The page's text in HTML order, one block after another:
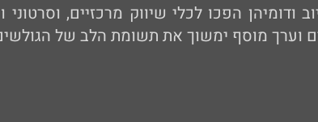
ודומיהן הפכו לכלי שיווק מרכזיים,
וערך מוסף ימשוך את תשומת הלב של